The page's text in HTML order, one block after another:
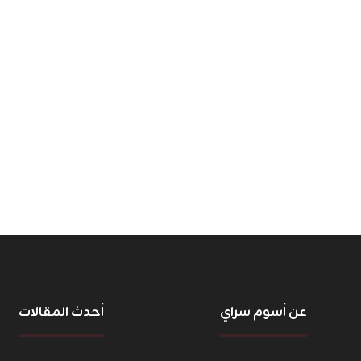
عن أسوم سراي أحدث المقالات